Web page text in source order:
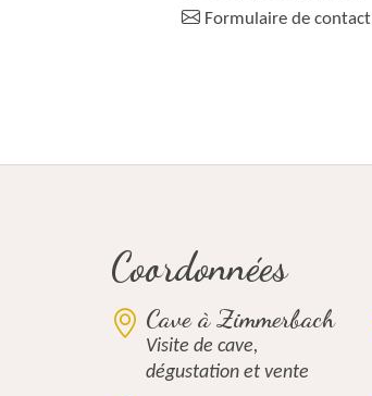
Formulaire de contact
Coordonnées
Cave à Zimmerbach
Visite de cave,
dégustation et vente